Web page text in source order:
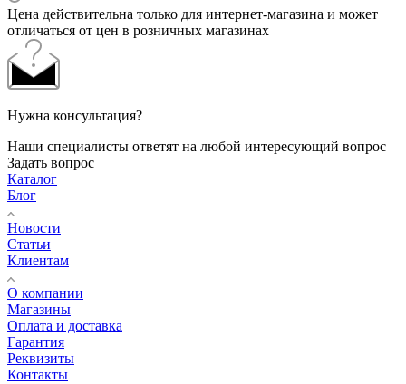
Цена действительна только для интернет-магазина и может
отличаться от цен в розничных магазинах
Нужна консультация?
Наши специалисты ответят на любой интересующий вопрос
Задать вопрос
Каталог
Блог
Новости
Статьи
Клиентам
О компании
Магазины
Оплата и доставка
Гарантия
Реквизиты
Контакты